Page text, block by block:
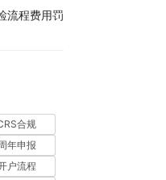
流程费用罚
合规
年申报
户流程